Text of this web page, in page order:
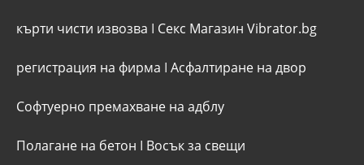
кърти чисти извозва I Секс Магазин Vibrator.bg
регистрация на фирма I Асфалтиране на двор
Софтуерно премахване на адблу
Полагане на бетон I Восък за свещи